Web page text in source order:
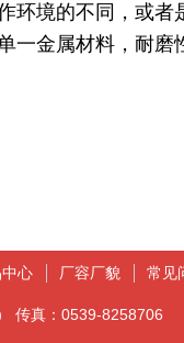
环境的不同，或
金属材料，耐磨
心 厂容厂貌 常见
传真：0539-8258706